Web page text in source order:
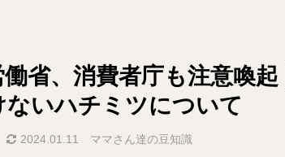
働省、消費者庁も注意喚
ないハチミツについて
2024.01.11 ママさん達の豆知識